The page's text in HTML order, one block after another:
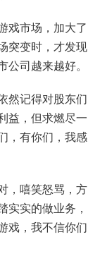
戏市场，加大了
突变时，才发现
司越来越好。
然记得对股东们
益，但求燃尽一
，有你们，我感
，嘻笑怒骂，方
实实的做业务，
戏，我不信你们